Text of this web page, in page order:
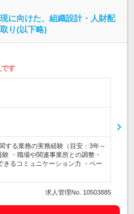
に向けた、組織設計・人財配
り(以下略)
す
する業務の実務経験（目安：3年～
・職場や関連事業所との調整・
きるコミュニケーション力 ・ベー
求人管理No. 10503885